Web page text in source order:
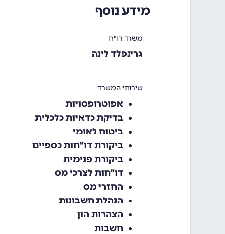
מידע נוסף
משרד רו"ח
גרינפלד לינה
שירותי המשרד
אפוטרופסויות‏
בדיקת כדאיות כלכלית
ביטוח לאומי‏
ביקורת דו"חות כספיים‏
ביקורת פנימית‏
דו"חות לצרכי מס‏
החזרי מס‏
הנהלת חשבונות‏
הצהרות הון‏
חשבות‏